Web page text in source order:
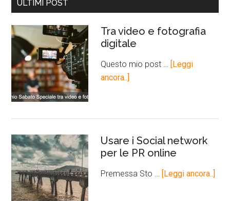
ULTIMI POST
Tra video e fotografia
digitale
Questo mio post … [Leggi
ancora..]
Usare i Social network
per le PR online
Premessa Sto … [Leggi ancora..]